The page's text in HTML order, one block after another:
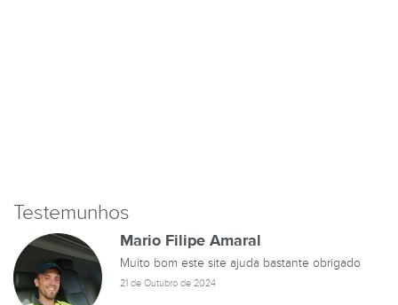
Testemunhos
Mario Filipe Amaral
Muito bom este site ajuda bastante obrigado
21 de Outubro de 2024